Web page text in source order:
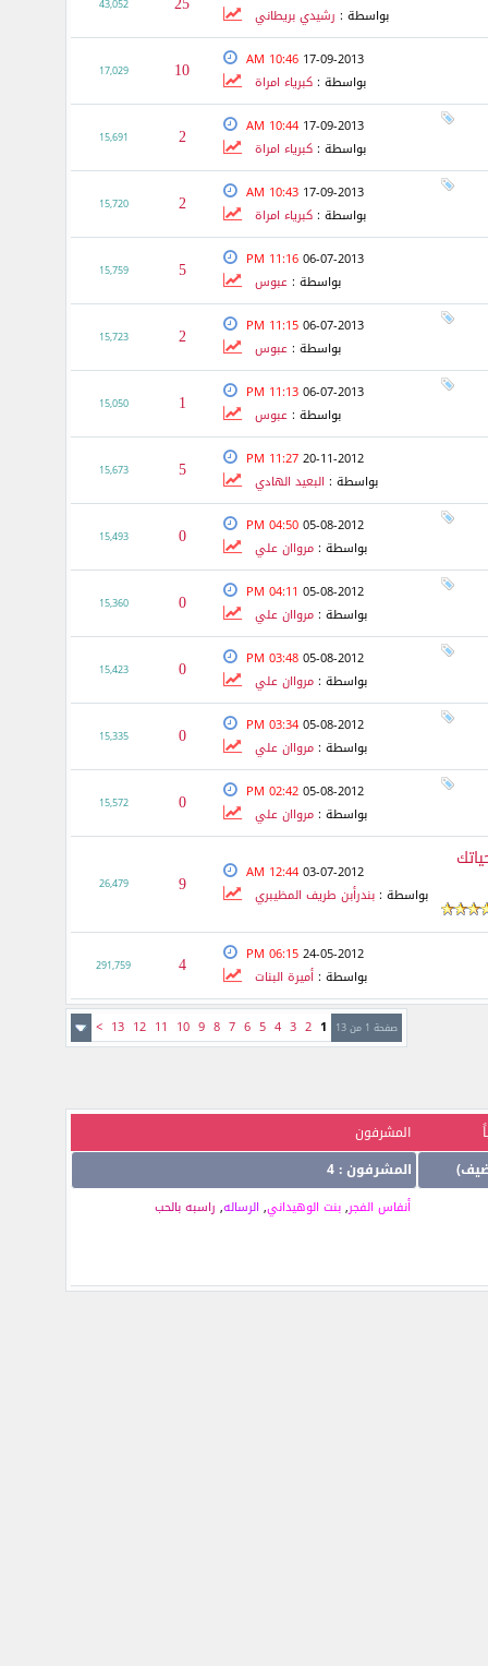
بواسطة : رشيدي بريطاني 43,052
17-09-2013
10:46 AM
بواسطة :كبرياء امراة 10
17,029
17-09-2013
10:44 AM
بواسطة :كبرياء امراة 2
15,691
17-09-2013
10:43 AM
بواسطة :كبرياء امراة 2
15,720
06-07-2013
11:16 PM
بواسطة :عبوس 5
15,759
06-07-2013
11:15 PM
بواسطة :عبوس 2
15,723
06-07-2013
11:13 PM
بواسطة :عبوس 1
15,050
20-11-2012
11:27 PM
بواسطة : البعيد الهادي 5
15,673
05-08-2012
04:50 PM
بواسطة :مرواان علي 0
15,493
05-08-2012
04:11 PM
بواسطة :مرواان علي 0
15,360
05-08-2012
03:48 PM
بواسطة :مرواان علي 0
15,423
05-08-2012
03:34 PM
بواسطة :مرواان علي 0
15,335
05-08-2012
02:42 PM
بواسطة :مرواان علي 0
15,572
03-07-2012
12:44 AM
بواسطة :بندرأبن طريف المظيبري 9
26,479
24-05-2012
06:15 PM
بواسطة :أميرة البنات 4
291,759
صفحة 1 من 13 1
2
3
4
5
6
7
8
9
10
11
12
13
>
المشرفون
المشرفون : 4
أنفاس الفجر,بنت الوهيداني, الرساله, راسبه بالحب